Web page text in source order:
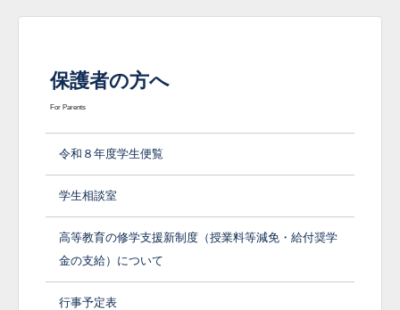
保護者の方へ
For Parents
令和８年度学生便覧
学生相談室
高等教育の修学支援新制度（授業料等減免・給付奨学
金の支給）について
行事予定表